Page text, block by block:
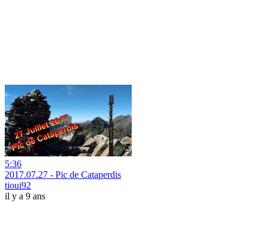
5:36
2017.07.27 - Pic de Cataperdis
tioui92
il y a 9 ans